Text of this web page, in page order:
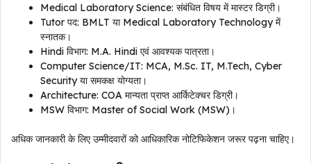
Medical Laboratory Science: संबंधित विषय में मास्टर डिग्री।
Tutor पद: BMLT या Medical Laboratory Technology में
स्नातक।
Hindi विभाग: M.A. Hindi एवं आवश्यक पात्रता।
Computer Science/IT: MCA, M.Sc. IT, M.Tech, Cyber
Security या समकक्ष योग्यता।
Architecture: COA मान्यता प्राप्त आर्किटेक्चर डिग्री।
MSW विभाग: Master of Social Work (MSW)।
अधिक जानकारी के लिए उम्मीदवारों को आधिकारिक नोटिफिकेशन जरूर पढ़ना चाहिए।